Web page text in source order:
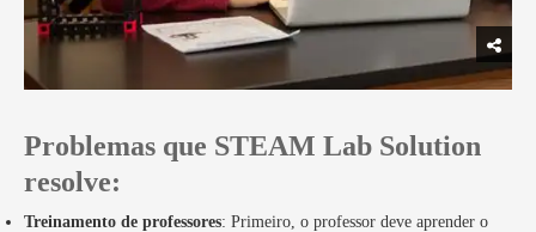
Problemas que STEAM Lab Solution
resolve:
Treinamento de professores: Primeiro, o professor deve aprender o